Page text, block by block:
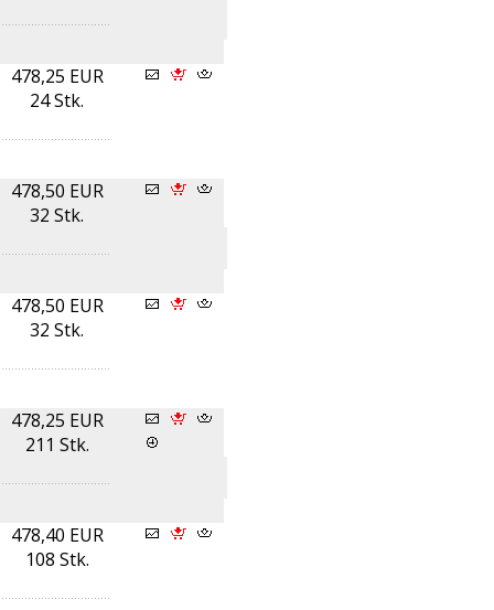
478,25 EUR
24 Stk.
478,50 EUR
32 Stk.
478,50 EUR
32 Stk.
478,25 EUR
211 Stk.
478,40 EUR
108 Stk.